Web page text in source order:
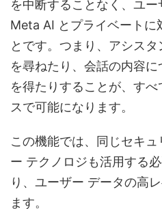
を中断することなく、ユ
Meta AI とプライベートに
とです。つまり、アシス
を尋ねたり、会話の内容
を得たりすることが、す
スで可能になります。
この機能では、同じセキ
ー テクノロジも活用する
り、ユーザー データの高
ます。